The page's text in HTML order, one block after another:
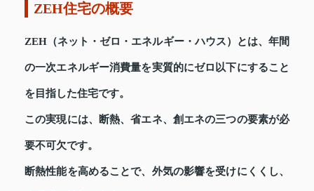
ZEH住宅の概要
ZEH（ネット・ゼロ・エネルギー・ハウス）とは、年間
の一次エネルギー消費量を実質的にゼロ以下にすること
を目指した住宅です。
この実現には、断熱、省エネ、創エネの三つの要素が必
要不可欠です。
断熱性能を高めることで、外気の影響を受けにくくし、